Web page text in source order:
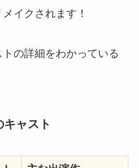
イクされます！
の詳細をわかっている
ャスト